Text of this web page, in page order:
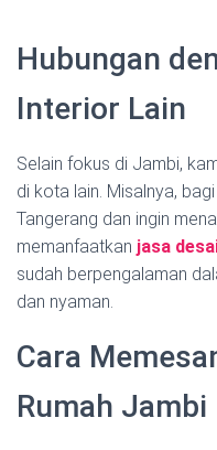
Hubungan
Interior Lain
Selain fokus di Jambi,
di kota lain. Misalnya,
Tangerang dan ingin
memanfaatkan jasa
sudah berpengalaman
dan nyaman.
Cara
Rumah Jambi